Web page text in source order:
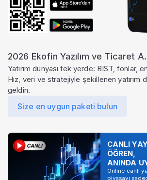
2026 Ekofin Yazılım ve Ticaret
Yatırım dünyası tek yerde: BIST, fonlar,
Hız, veri ve stratejiyle şekillenen yatırım
geldin.
Size en uygun paketi bulun
CANLI
ÖĞREN,
ANINDA
Online canlı
piyasayı